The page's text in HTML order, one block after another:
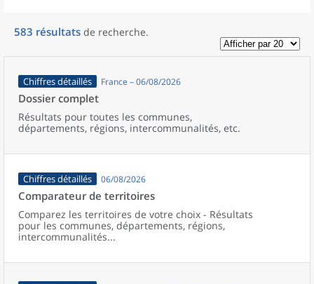
583 résultats de recherche.
Chiffres détaillés France – 06/08/2026
Dossier complet
Résultats pour toutes les communes,
départements, régions, intercommunalités, etc.
Chiffres détaillés 06/08/2026
Comparateur de territoires
Comparez les territoires de votre choix - Résultats
pour les communes, départements, régions,
intercommunalités...